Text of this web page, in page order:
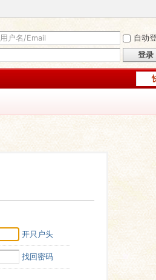
自动
登录
开只户头
找回密码